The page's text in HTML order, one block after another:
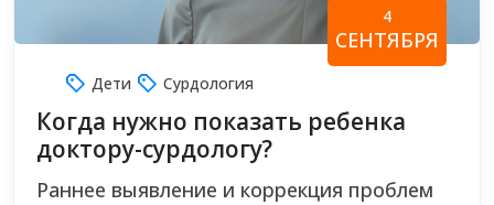
4
СЕНТЯБРЯ
Дети Сурдология
Когда нужно показать ребенка
доктору-сурдологу?
Раннее выявление и коррекция проблем